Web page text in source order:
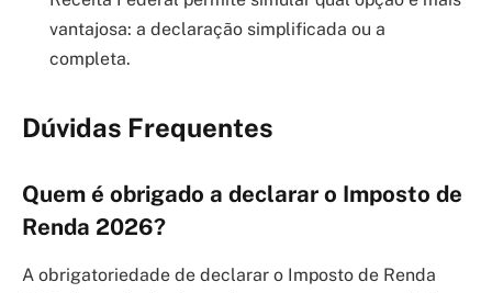
vantajosa: a declaração simplificada ou a
completa.
Dúvidas Frequentes
Quem é obrigado a declarar o Imposto de
Renda 2026?
A obrigatoriedade de declarar o Imposto de Renda